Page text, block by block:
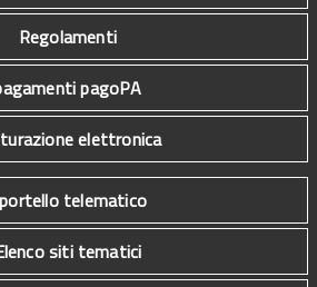
Regolamenti
pagoPA
elettronica
telematico
siti tematici